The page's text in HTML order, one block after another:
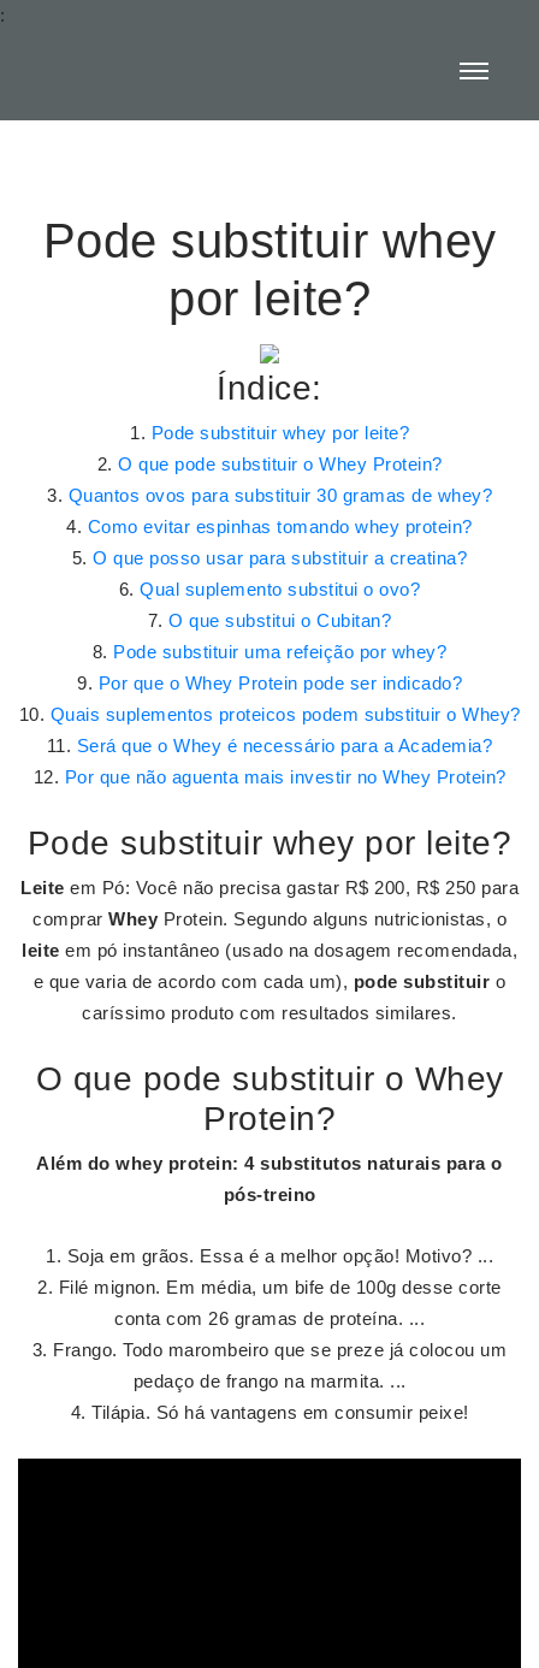
:
Pode substituir whey
por leite?
Índice:
Pode substituir whey por leite?
O que pode substituir o Whey Protein?
Quantos ovos para substituir 30 gramas de whey?
Como evitar espinhas tomando whey protein?
O que posso usar para substituir a creatina?
Qual suplemento substitui o ovo?
O que substitui o Cubitan?
Pode substituir uma refeição por whey?
Por que o Whey Protein pode ser indicado?
Quais suplementos proteicos podem substituir o Whey?
Será que o Whey é necessário para a Academia?
Por que não aguenta mais investir no Whey Protein?
Pode substituir whey por leite?
Leite em Pó: Você não precisa gastar R$ 200, R$ 250 para
comprar Whey Protein. Segundo alguns nutricionistas, o
leite em pó instantâneo (usado na dosagem recomendada,
e que varia de acordo com cada um), pode substituir o
caríssimo produto com resultados similares.
O que pode substituir o Whey
Protein?
Além dowhey protein: 4 substitutos naturais para o
pós-treino
Soja em grãos. Essa é a melhor opção! Motivo? ...
Filé mignon. Em média, um bife de 100g desse corte
conta com 26 gramas de proteína. ...
Frango. Todo marombeiro que se preze já colocou um
pedaço de frango na marmita. ...
Tilápia. Só há vantagens em consumir peixe!